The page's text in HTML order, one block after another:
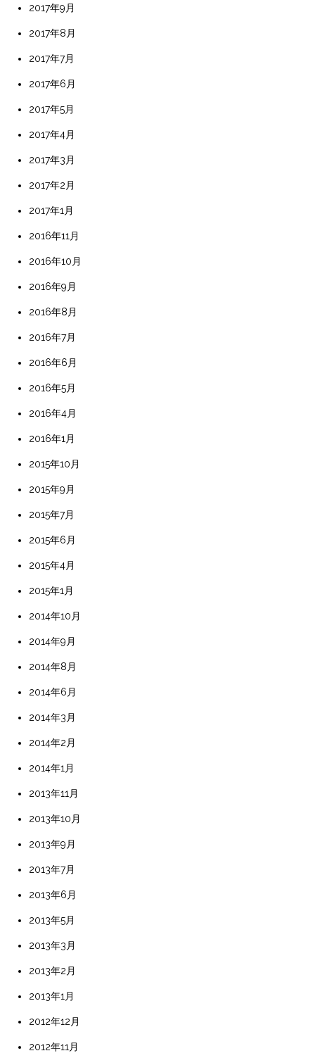
2017年9月
2017年8月
2017年7月
2017年6月
2017年5月
2017年4月
2017年3月
2017年2月
2017年1月
2016年11月
2016年10月
2016年9月
2016年8月
2016年7月
2016年6月
2016年5月
2016年4月
2016年1月
2015年10月
2015年9月
2015年7月
2015年6月
2015年4月
2015年1月
2014年10月
2014年9月
2014年8月
2014年6月
2014年3月
2014年2月
2014年1月
2013年11月
2013年10月
2013年9月
2013年7月
2013年6月
2013年5月
2013年3月
2013年2月
2013年1月
2012年12月
2012年11月